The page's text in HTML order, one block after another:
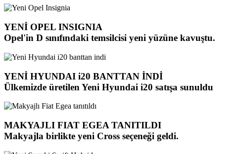
YENİ OPEL INSIGNIA
Opel'in D sınıfındaki temsilcisi yeni yüzüne kavuştu.
YENİ HYUNDAI i20 BANTTAN İNDİ
Ülkemizde üretilen Yeni Hyundai i20 satışa sunuldu
MAKYAJLI FIAT EGEA TANITILDI
Makyajla birlikte yeni Cross seçeneği geldi.